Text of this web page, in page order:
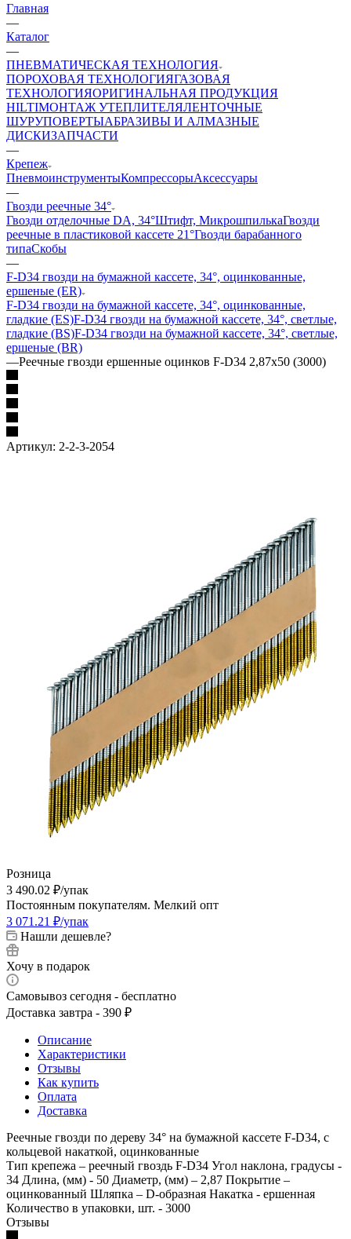
Главная
—
Каталог
—
ПНЕВМАТИЧЕСКАЯ ТЕХНОЛОГИЯ
ПОРОХОВАЯ ТЕХНОЛОГИЯГАЗОВАЯ
ТЕХНОЛОГИЯОРИГИНАЛЬНАЯ ПРОДУКЦИЯ
HILTIМОНТАЖ УТЕПЛИТЕЛЯЛЕНТОЧНЫЕ
ШУРУПОВЕРТЫАБРАЗИВЫ И АЛМАЗНЫЕ
ДИСКИЗАПЧАСТИ
—
Крепеж
ПневмоинструментыКомпрессорыАксессуары
—
Гвозди реечные 34°
Гвозди отделочные DA, 34°Штифт, МикрошпилькаГвозди
реечные в пластиковой кассете 21°Гвозди барабанного
типаСкобы
—
F-D34 гвозди на бумажной кассете, 34°, оцинкованные,
ершеные (ER)
F-D34 гвозди на бумажной кассете, 34°, оцинкованные,
гладкие (ES)F-D34 гвозди на бумажной кассете, 34°, светлые,
гладкие (ВS)F-D34 гвозди на бумажной кассете, 34°, светлые,
ершеные (BR)
—Реечные гвозди ершенные оцинков F-D34 2,87х50 (3000)
Артикул: 2-2-3-2054
Розница
3 490.02 ₽/упак
Постоянным покупателям. Мелкий опт
3 071.21 ₽/упак
Нашли дешевле?
Хочу в подарок
Самовывоз сегодня - бесплатно
Доставка завтра - 390 ₽
Описание
Характеристики
Отзывы
Как купить
Оплата
Доставка
Реечные гвозди по дереву 34° на бумажной кассете F-D34, с
кольцевой накаткой, оцинкованные
Тип крепежа – реечный гвоздь F-D34 Угол наклона, градусы -
34 Длина, (мм) - 50 Диаметр, (мм) – 2,87 Покрытие –
оцинкованный Шляпка – D-образная Накатка - ершенная
Количество в упаковки, шт. - 3000
Отзывы